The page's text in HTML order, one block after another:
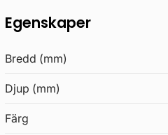
Egenskaper
Bredd (mm)
Djup (mm)
Färg